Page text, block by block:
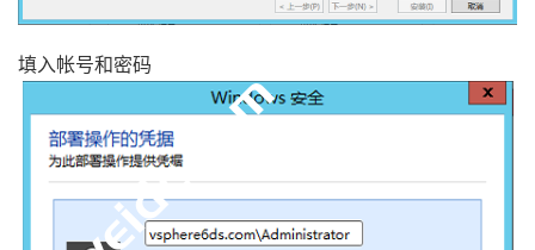
填入帐号和密码